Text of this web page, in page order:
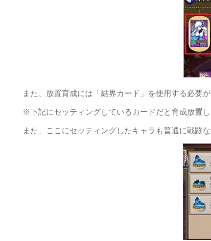
また、放置育成には「結界カード」を使用する必要が
※下記にセッティングしているカードだと育成放置し
また、ここにセッティングしたキャラも普通に戦闘な